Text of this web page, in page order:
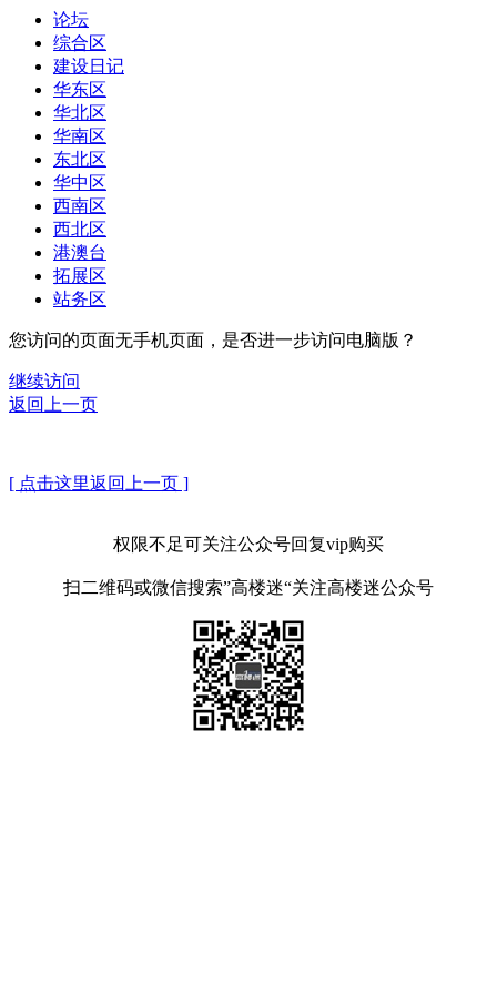
论坛
综合区
建设日记
华东区
华北区
华南区
东北区
华中区
西南区
西北区
港澳台
拓展区
站务区
您访问的页面无手机页面，是否进一步访问电脑版？
继续访问
返回上一页
[ 点击这里返回上一页 ]
权限不足可关注公众号回复vip购买
扫二维码或微信搜索”高楼迷“关注高楼迷公众号